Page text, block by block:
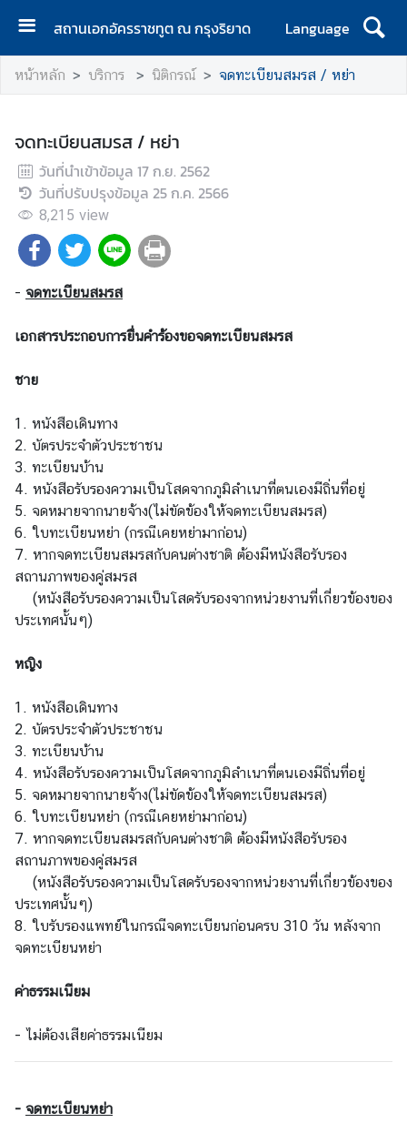
สถานเอกอัครราชทูต ณ กรุงริยาด
Language
ห
น้
ร
ก
ข่
า
ว
อ
ย
ว
ธุ
ร
กิ
จ
บ
ร
ก
ร
ะ
ท
ร
ว
ง
ก
า
ต่
ง
เ
หน้าหลัก บริการ นิติกรณ์ จดทะเบียนสมรส / หย่า
จดทะเบียนสมรส / หย่า
วันที่นำเข้าข้อมูล 17 ก.ย. 2562
วันที่ปรับปรุงข้อมูล 25 ก.ค. 2566
8,215 view
- จดทะเบียนสมรส
เอกสารประกอบการยื่นคำร้องขอจดทะเบียนสมรส
ชาย
1. หนังสือเดินทาง
2. บัตรประจำตัวประชาชน
3. ทะเบียนบ้าน
4. หนังสือรับรองความเป็นโสดจากภูมิลำเนาที่ตนเองมีถิ่นที่อยู่
5. จดหมายจากนายจ้าง(ไม่ขัดข้องให้จดทะเบียนสมรส)
6. ใบทะเบียนหย่า (กรณีเคยหย่ามาก่อน)
7. หากจดทะเบียนสมรสกับคนต่างชาติ ต้องมีหนังสือรับรอง
สถานภาพของคู่สมรส
(หนังสือรับรองความเป็นโสดรับรองจากหน่วยงานที่เกี่ยวข้องของ
ประเทศนั้นๆ)
หญิง
1. หนังสือเดินทาง
2. บัตรประจำตัวประชาชน
3. ทะเบียนบ้าน
4. หนังสือรับรองความเป็นโสดจากภูมิลำเนาที่ตนเองมีถิ่นที่อยู่
5. จดหมายจากนายจ้าง(ไม่ขัดข้องให้จดทะเบียนสมรส)
6. ใบทะเบียนหย่า (กรณีเคยหย่ามาก่อน)
7. หากจดทะเบียนสมรสกับคนต่างชาติ ต้องมีหนังสือรับรอง
สถานภาพของคู่สมรส
(หนังสือรับรองความเป็นโสดรับรองจากหน่วยงานที่เกี่ยวข้องของ
ประเทศนั้นๆ)
8. ใบรับรองแพทย์ในกรณีจดทะเบียนก่อนครบ 310 วัน หลังจาก
จดทะเบียนหย่า
ค่าธรรมเนียม
- ไม่ต้องเสียค่าธรรมเนียม
- จดทะเบียนหย่า